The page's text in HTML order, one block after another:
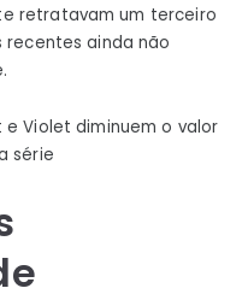
retratavam um terceiro
recentes ainda não
e Violet diminuem o valor
série